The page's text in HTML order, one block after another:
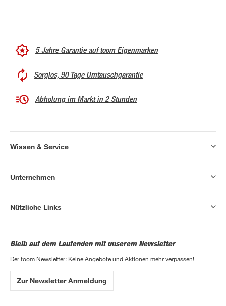
5 Jahre Garantie auf toom Eigenmarken
Sorglos, 90 Tage Umtauschgarantie
Abholung im Markt in 2 Stunden
Wissen & Service
Unternehmen
Nützliche Links
Bleib auf dem Laufenden mit unserem Newsletter
Der toom Newsletter: Keine Angebote und Aktionen mehr verpassen!
Zur Newsletter Anmeldung